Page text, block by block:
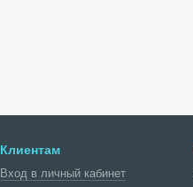
Клиентам
Вход в личный кабинет